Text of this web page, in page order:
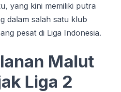
yang kini memiliki putra
dalam salah satu klub
pesat di Liga Indonesia.
Malut
Liga 2